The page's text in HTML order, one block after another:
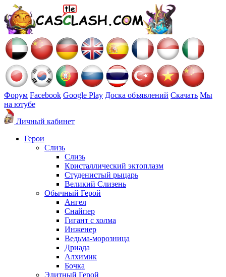
Форум Facebook Google Play Доска объявлений Скачать Мы
на ютубе
Личный кабинет
Герои
Слизь
Слизь
Кристаллический эктоплазм
Студенистый рыцарь
Великий Слизень
Обычный Герой
Ангел
Снайпер
Гигант с холма
Инженер
Ведьма-морозница
Дриада
Алхимик
Бочка
Элитный Герой